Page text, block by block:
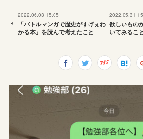
2022.06.03 15:05
「バトルマンガで歴史がすげぇわ
かる本」を読んで考えたこと
2022.05.31
欲しいもの
いてみること